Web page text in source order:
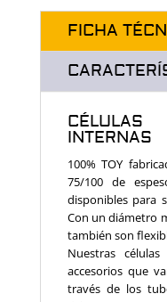
FICHA
INTERNAS
100% TOY
75/100 de
disponibles para
Con un diámetro
también son
Nuestras
accesorios que
través de los